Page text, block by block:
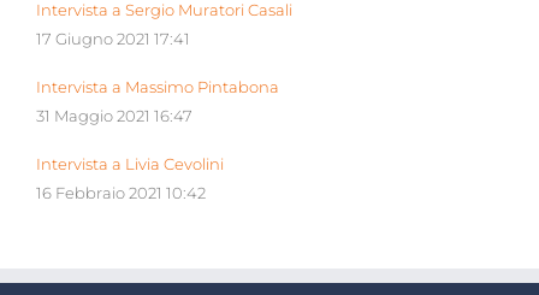
Intervista a Sergio Muratori Casali
17 Giugno 2021 17:41
Intervista a Massimo Pintabona
31 Maggio 2021 16:47
Intervista a Livia Cevolini
16 Febbraio 2021 10:42